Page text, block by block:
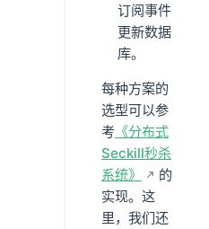
订阅事件
更新数据
库。
每种方案的
选型可以参
考 《分布式
Seckill秒杀
系统》
的
实现。这
里，我们还